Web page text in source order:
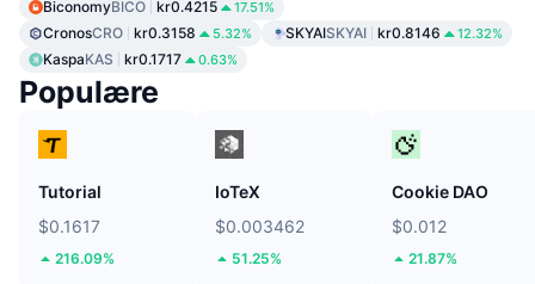
BiconomyBICO kr0.4215 17.51%
CronosCRO kr0.3158 5.32% SKYAISKYAI kr0.8146 12.32%
KaspaKAS kr0.1717 0.63%
Populære
Tutorial
$0.1617
216.09%
IoTeX
$0.003462
51.25%
Cookie DAO
$0.012
21.87%